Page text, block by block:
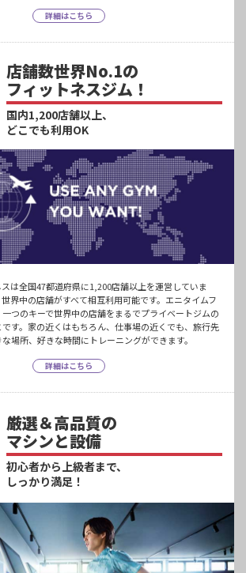
詳細はこちら
店舗数世界No.1の
フィットネスジム！
国内1,200店舗以上、
どこでも利用OK
は全国47都道府県に1,200店舗以上を運営していま
界中の店舗がすべて相互利用可能です。エニタイムフ
つのキーで世界中の店舗をまるでプライベートジムの
す。家の近くはもちろん、仕事場の近くでも、旅行先
場所、好きな時間にトレーニングができます。
詳細はこちら
厳選＆高品質の
マシンと設備
初心者から上級者まで、
しっかり満足！